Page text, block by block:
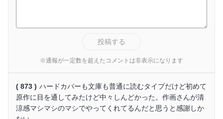
投稿する
※通報が一定数を超えたコメントは非表示になります
( 873 ) ハードカバーも文庫も普通に読むタイプだけど初めて
原作に目を通してみたけど中々しんどかった。作画さんが清
涼感マシマシのマシでやってくれてるんだと思うと感謝しか